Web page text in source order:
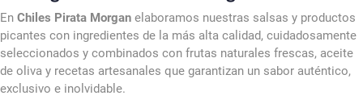
En Chiles Pirata Morgan elaboramos nuestras salsas y productos
picantes con ingredientes de la más alta calidad, cuidadosamente
seleccionados y combinados con frutas naturales frescas, aceite
de oliva y recetas artesanales que garantizan un sabor auténtico,
exclusivo e inolvidable.